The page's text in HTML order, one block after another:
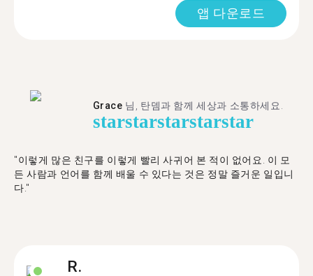
앱 다운로드
Grace 님, 탄뎀과 함께 세상과 소통하세요.
starstarstarstarstar
"이렇게 많은 친구를 이렇게 빨리 사귀어 본 적이 없어요. 이 모
든 사람과 언어를 함께 배울 수 있다는 것은 정말 즐거운 일입니
다."
R.